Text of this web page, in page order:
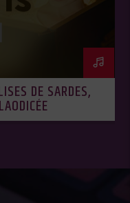
DE SARDES,